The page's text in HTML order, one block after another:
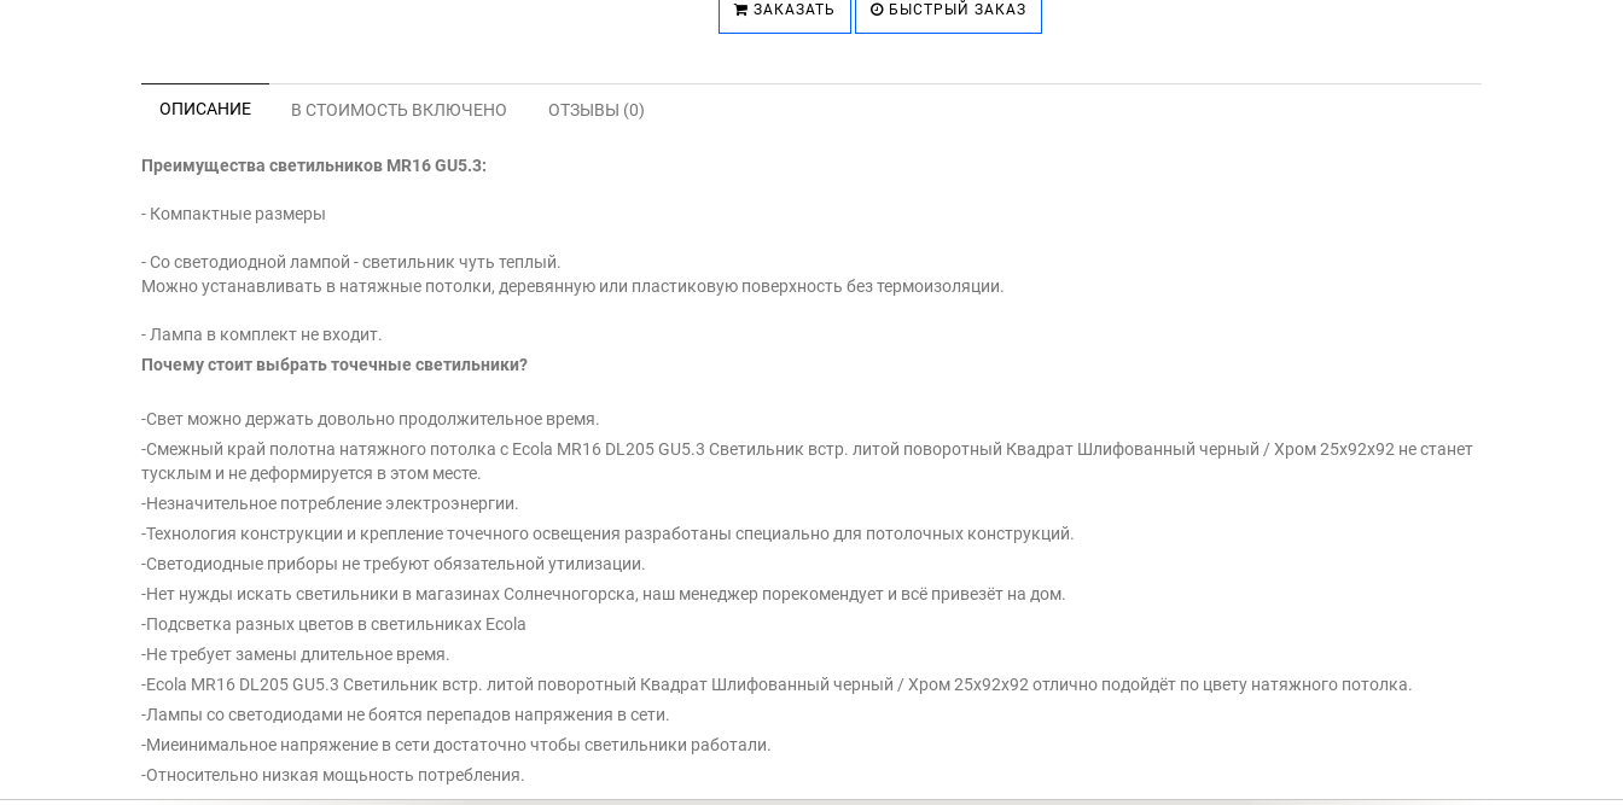
ЗАКАЗАТЬ БЫСТРЫЙ ЗАКАЗ
ОПИСАНИЕ В СТОИМОСТЬ ВКЛЮЧЕНО ОТЗЫВЫ (0)
Преимущества светильников MR16 GU5.3:
- Компактные размеры
- Со светодиодной лампой - светильник чуть теплый.
Можно устанавливать в натяжные потолки, деревянную или пластиковую поверхность без термоизоляции.
- Лампа в комплект не входит.
Почему стоит выбрать точечные светильники?
-Свет можно держать довольно продолжительное время.
-Смежный край полотна натяжного потолка с Ecola MR16 DL205 GU5.3 Светильник встр. литой поворотный Квадрат Шлифованный черный / Хром 25x92x92 не станет
тусклым и не деформируется в этом месте.
-Незначительное потребление электроэнергии.
-Технология конструкции и крепление точечного освещения разработаны специально для потолочных конструкций.
-Светодиодные приборы не требуют обязательной утилизации.
-Нет нужды искать светильники в магазинах Солнечногорска, наш менеджер порекомендует и всё привезёт на дом.
-Подсветка разных цветов в светильниках Ecola
-Не требует замены длительное время.
-Ecola MR16 DL205 GU5.3 Светильник встр. литой поворотный Квадрат Шлифованный черный / Хром 25x92x92 отлично подойдёт по цвету натяжного потолка.
-Лампы со светодиодами не боятся перепадов напряжения в сети.
-Миеинимальное напряжение в сети достаточно чтобы светильники работали.
-Относительно низкая мощьность потребления.